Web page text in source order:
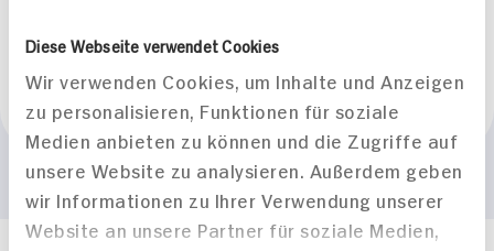
Diese Webseite verwendet Cookies
Wir verwenden Cookies, um Inhalte und Anzeigen
zu personalisieren, Funktionen für soziale
Medien anbieten zu können und die Zugriffe auf
unsere Website zu analysieren. Außerdem geben
wir Informationen zu Ihrer Verwendung unserer
Website an unsere Partner für soziale Medien,
Europa